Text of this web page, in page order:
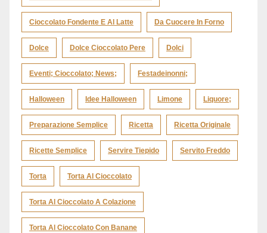
Cioccolato Fondente E Al Latte Da Cuocere In Forno
Dolce Dolce Cioccolato Pere Dolci
Eventi; Cioccolato; News; Festadeinonni;
Halloween Idee Halloween Limone Liquore;
Preparazione Semplice Ricetta Ricetta Originale
Ricette Semplice Servire Tiepido Servito Freddo
Torta Torta Al Cioccolato
Torta Al Cioccolato A Colazione
Torta Al Cioccolato Con Banane